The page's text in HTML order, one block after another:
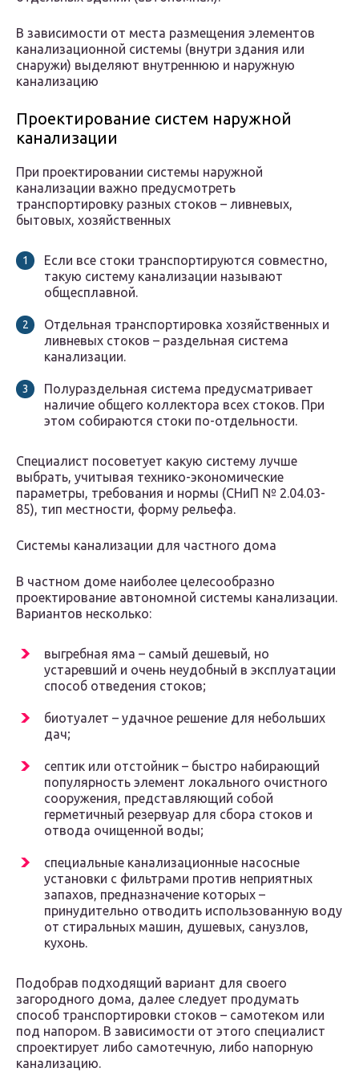
В зависимости от места размещения элементов
канализационной системы (внутри здания или
снаружи) выделяют внутреннюю и наружную
канализацию
Проектирование систем наружной
канализации
При проектировании системы наружной
канализации важно предусмотреть
транспортировку разных стоков – ливневых,
бытовых, хозяйственных
Если все стоки транспортируются совместно,
такую систему канализации называют
общесплавной.
Отдельная транспортировка хозяйственных и
ливневых стоков – раздельная система
канализации.
Полураздельная система предусматривает
наличие общего коллектора всех стоков. При
этом собираются стоки по-отдельности.
Специалист посоветует какую систему лучше
выбрать, учитывая технико-экономические
параметры, требования и нормы (СНиП № 2.04.03-
85), тип местности, форму рельефа.
Системы канализации для частного дома
В частном доме наиболее целесообразно
проектирование автономной системы канализации.
Вариантов несколько:
выгребная яма – самый дешевый, но
устаревший и очень неудобный в эксплуатации
способ отведения стоков;
биотуалет – удачное решение для небольших
дач;
септик или отстойник – быстро набирающий
популярность элемент локального очистного
сооружения, представляющий собой
герметичный резервуар для сбора стоков и
отвода очищенной воды;
специальные канализационные насосные
установки с фильтрами против неприятных
запахов, предназначение которых –
принудительно отводить использованную воду
от стиральных машин, душевых, санузлов,
кухонь.
Подобрав подходящий вариант для своего
загородного дома, далее следует продумать
способ транспортировки стоков – самотеком или
под напором. В зависимости от этого специалист
спроектирует либо самотечную, либо напорную
канализацию.